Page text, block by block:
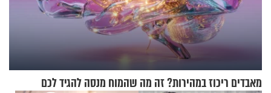
מאבדים ריכוז במהירות? זה מה שהמוח מנסה להגיד לכם